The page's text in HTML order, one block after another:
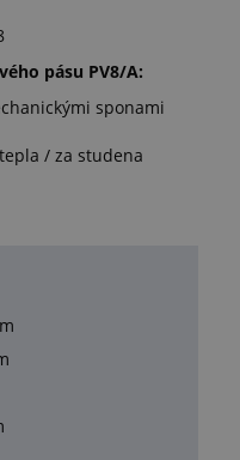
pásu PV8/A:
sponami
/ za studena